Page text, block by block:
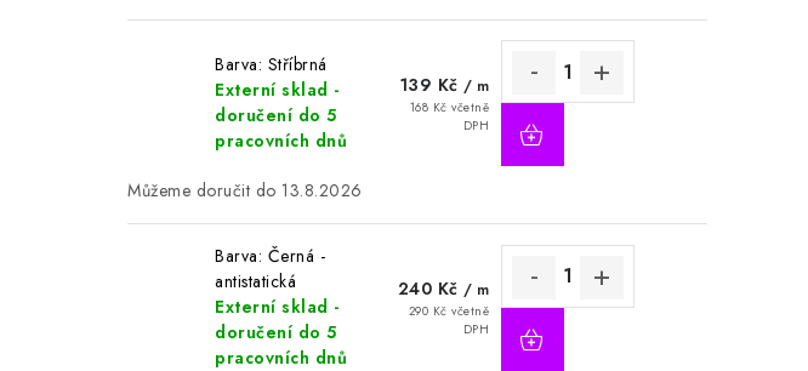
Barva: Stříbrná
Externí sklad -
doručení do 5
pracovních dnů
139 Kč / m
168 Kč včetně
DPH
13.8.2026
Barva: Černá -
antistatická
Externí sklad -
doručení do 5
pracovních dnů
240 Kč / m
290 Kč včetně
DPH